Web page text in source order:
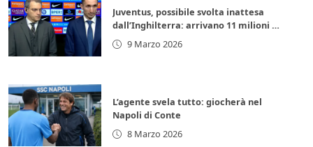
Juventus, possibile svolta inattesa
dall’Inghilterra: arrivano 11 milioni di
euro subito
9 Marzo 2026
L’agente svela tutto: giocherà nel
Napoli di Conte
8 Marzo 2026